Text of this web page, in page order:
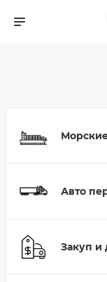
Авто
Закуп и